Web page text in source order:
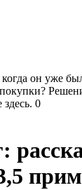
он уже
0